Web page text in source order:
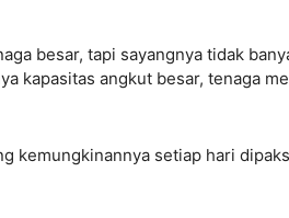
besar, tapi sayangnya tidak
kapasitas angkut besar, tenaga
kemungkinannya setiap hari